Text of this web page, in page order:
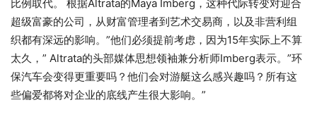
比例取代。 根据Altrata的Maya Imberg，这种代际转变对迎合
超级富豪的公司，从财富管理者到艺术交易商，以及非营利组
织都有深远的影响。”他们必须提前考虑，因为15年实际上不算
太久，” Altrata的头部媒体思想领袖兼分析师Imberg表示。”环
保汽车会变得更重要吗？他们会对游艇这么感兴趣吗？所有这
些偏爱都将对企业的底线产生很大影响。”